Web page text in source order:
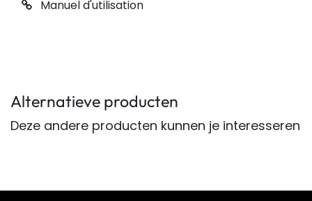
Manuel d'utilisation
Alternatieve producten
Deze andere producten kunnen je interesseren